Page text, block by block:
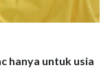
hanya untuk usia